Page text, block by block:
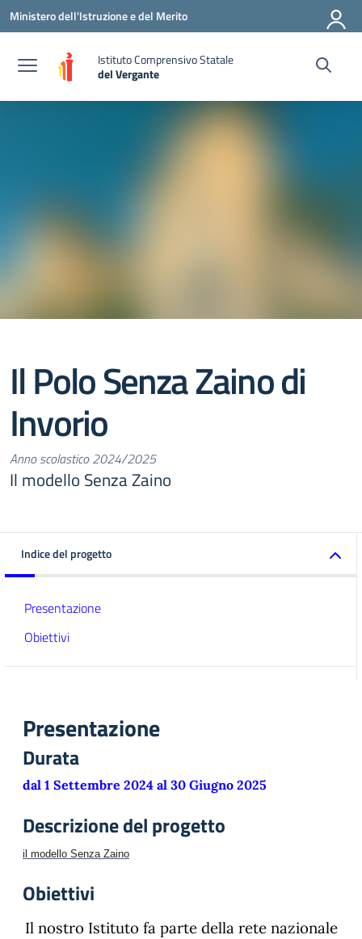
Vai ai contenuti
Vai al menu di navigazione
Vai al footer
Ministero dell'Istruzione e del Merito
Istituto Comprensivo Statale
del Vergante
— Visita la pagina iniziale della scuola
Il Polo Senza Zaino di
Invorio
Anno scolastico 2024/2025
Il modello Senza Zaino
Indice del progetto
Presentazione
Obiettivi
Presentazione
Durata
dal 1 Settembre 2024 al 30 Giugno 2025
Descrizione del progetto
il modello Senza Zaino
Obiettivi
Il nostro Istituto fa parte della rete nazionale